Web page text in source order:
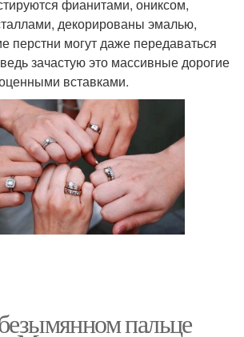
фианитами, ониксом,
декорированы эмалью,
перстни могут даже передаваться
зачастую это массивные дорогие
вставками.
пальце